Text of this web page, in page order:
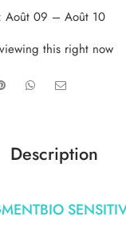
Août 09 – Août 10
this right now
Description